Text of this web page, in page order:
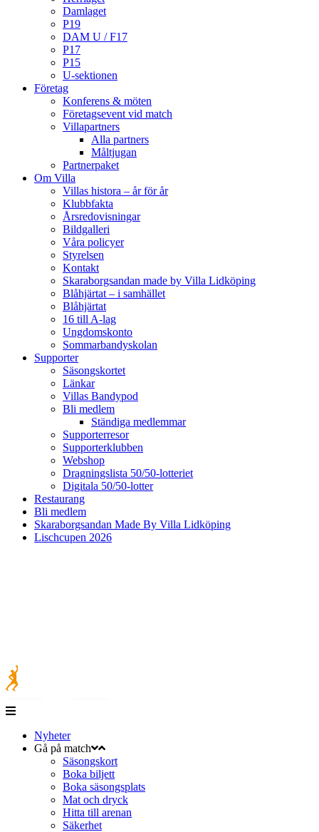
Damlaget
P19
DAM U / F17
P17
P15
U-sektionen
Företag
Konferens & möten
Företagsevent vid match
Villapartners
Alla partners
Måltjugan
Partnerpaket
Om Villa
Villas histora – år för år
Klubbfakta
Årsredovisningar
Bildgalleri
Våra policyer
Styrelsen
Kontakt
Skaraborgsandan made by Villa Lidköping
Blåhjärtat – i samhället
Blåhjärtat
16 till A-lag
Ungdomskonto
Sommarbandyskolan
Supporter
Säsongskortet
Länkar
Villas Bandypod
Bli medlem
Ständiga medlemmar
Supporterresor
Supporterklubben
Webshop
Dragningslista 50/50-lotteriet
Digitala 50/50-lotter
Restaurang
Bli medlem
Skaraborgsandan Made By Villa Lidköping
Lischcupen 2026
Nyheter
Gå på match
Säsongskort
Boka biljett
Boka säsongsplats
Mat och dryck
Hitta till arenan
Säkerhet